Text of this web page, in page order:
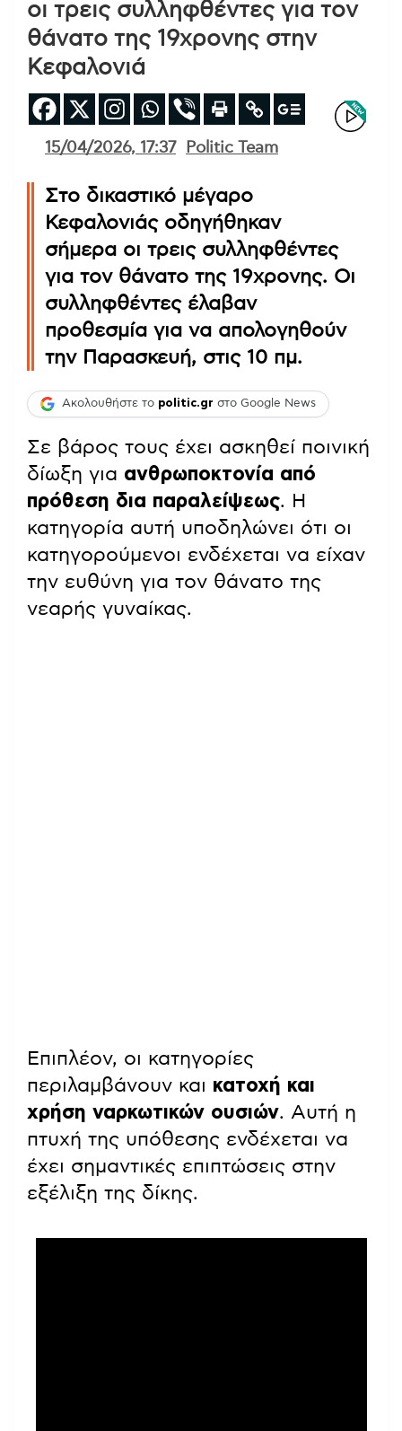
οι τρεις συλληφθέντες για τον
θάνατο της 19χρονης στην
Κεφαλονιά
15/04/2026, 17:37 Politic Team
Στο δικαστικό μέγαρο
Κεφαλονιάς οδηγήθηκαν
σήμερα οι τρεις συλληφθέντες
για τον θάνατο της 19χρονης. Οι
συλληφθέντες έλαβαν
προθεσμία για να απολογηθούν
την Παρασκευή, στις 10 πμ.
Ακολουθήστε το politic.gr στο Google News
Σε βάρος τους έχει ασκηθεί ποινική
δίωξη για ανθρωποκτονία από
πρόθεση δια παραλείψεως. Η
κατηγορία αυτή υποδηλώνει ότι οι
κατηγορούμενοι ενδέχεται να είχαν
την ευθύνη για τον θάνατο της
νεαρής γυναίκας.
Επιπλέον, οι κατηγορίες
περιλαμβάνουν και κατοχή και
χρήση ναρκωτικών ουσιών. Αυτή η
πτυχή της υπόθεσης ενδέχεται να
έχει σημαντικές επιπτώσεις στην
εξέλιξη της δίκης.